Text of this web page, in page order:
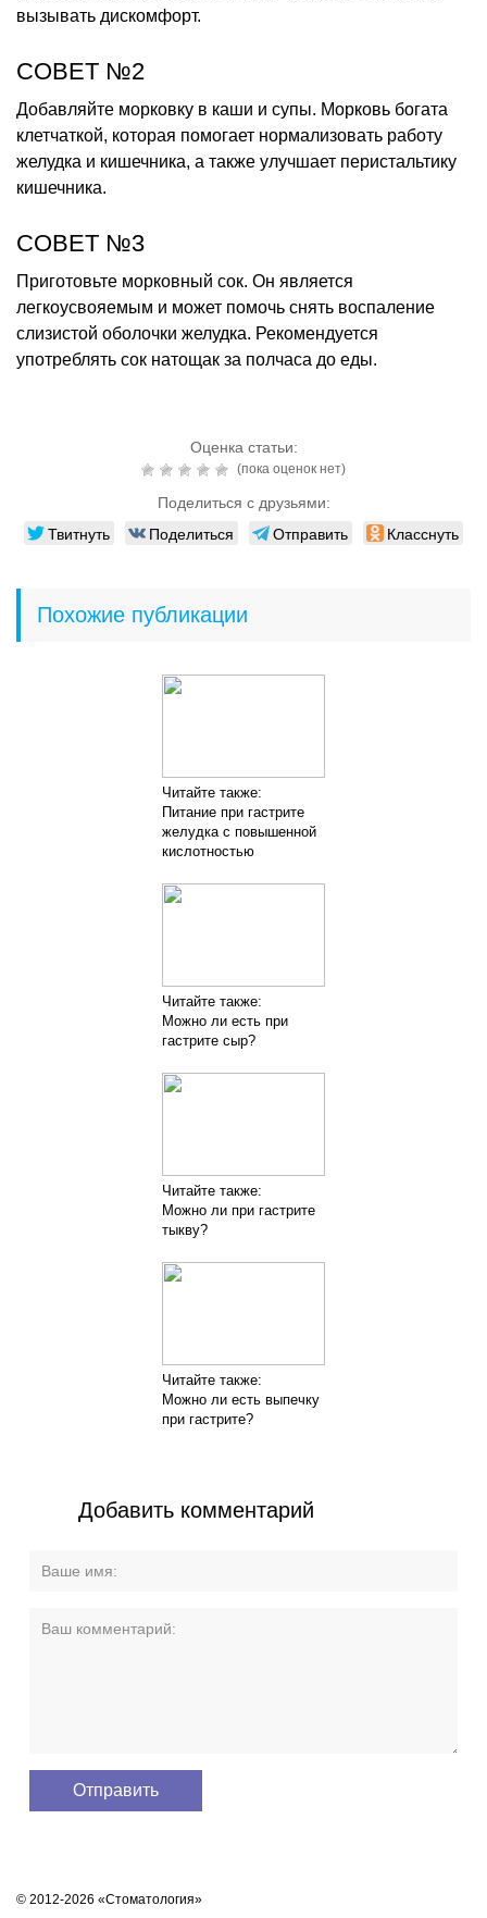
вызывать дискомфорт.
СОВЕТ №2
Добавляйте морковку в каши и супы. Морковь богата
клетчаткой, которая помогает нормализовать работу
желудка и кишечника, а также улучшает перистальтику
кишечника.
СОВЕТ №3
Приготовьте морковный сок. Он является
легкоусвояемым и может помочь снять воспаление
слизистой оболочки желудка. Рекомендуется
употреблять сок натощак за полчаса до еды.
Оценка статьи:
(пока оценок нет)
Поделиться с друзьями:
Твитнуть Поделиться Отправить Класснуть
Похожие публикации
Читайте также:
Питание при гастрите
желудка с повышенной
кислотностью
Читайте также:
Можно ли есть при
гастрите сыр?
Читайте также:
Можно ли при гастрите
тыкву?
Читайте также:
Можно ли есть выпечку
при гастрите?
Добавить комментарий
© 2012-2026 «Стоматология»